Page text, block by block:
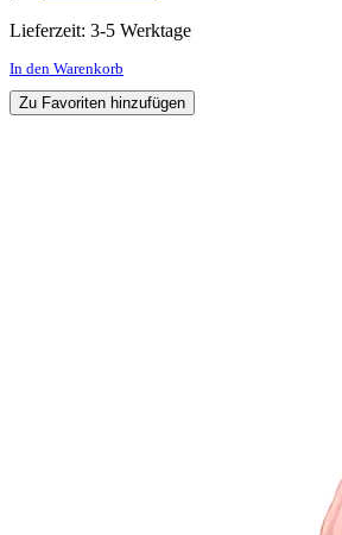
Lieferzeit: 3-5 Werktage
In den Warenkorb
Zu Favoriten hinzufügen